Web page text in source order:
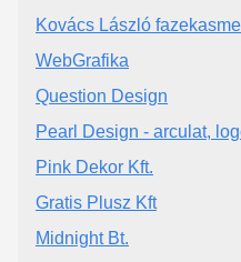
Kovács László
WebGrafika
Question Design
Pearl Design - arculat,
Pink Dekor Kft.
Gratis Plusz Kft
Midnight Bt.